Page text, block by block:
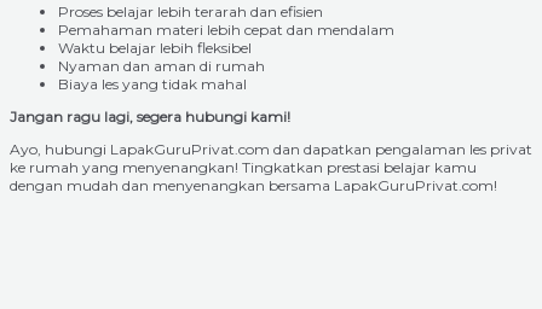
Proses belajar lebih terarah dan efisien
Pemahaman materi lebih cepat dan mendalam
Waktu belajar lebih fleksibel
Nyaman dan aman di rumah
Biaya les yang tidak mahal
Jangan ragu lagi, segera hubungi kami!
Ayo, hubungi LapakGuruPrivat.com dan dapatkan pengalaman les privat
ke rumah yang menyenangkan! Tingkatkan prestasi belajar kamu
dengan mudah dan menyenangkan bersama LapakGuruPrivat.com!